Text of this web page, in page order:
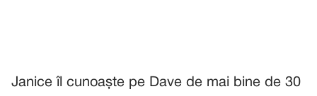
Janice îl cunoaște pe Dave de mai bine de 30